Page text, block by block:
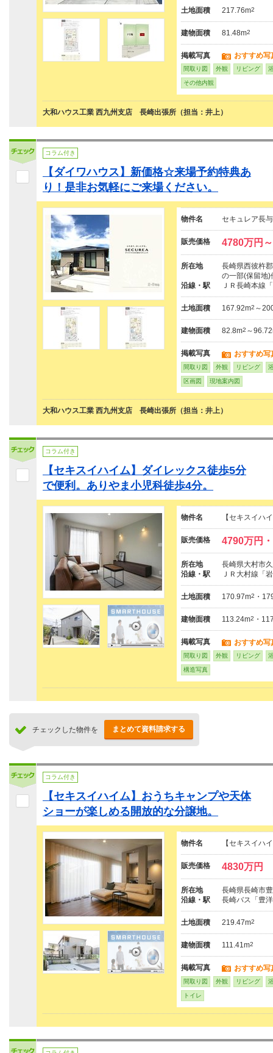
土地面積 217.76m2
建物面積 81.48m2
掲載写真 おすすめ写
間取り図 外観 リビング
その他内観
大和ハウス工業 西九州支店 長崎出張所（担当：井上）
コラム付き
【ダイワハウス】新価格☆来場予約特典あ
り！是非お気軽にご来場ください。
物件名 セキュレア長
販売価格 4780万円
所在地
長崎県西彼杵
の一部(保留地)
沿線・駅
ＪＲ長崎本線
土地面積 167.92m2 ～
建物面積 82.8m2 ～
掲載写真 おすすめ写
間取り図 外観 リビング
区画図 現地案内図
大和ハウス工業 西九州支店 長崎出張所（担当：井上）
コラム付き
【セキスイハイム】ダイレックス徒歩5分
で便利。ありやま小児科徒歩4分。
物件名 【セキスイハ
販売価格 4790万円
所在地
長崎県大村市
沿線・駅
ＪＲ大村線「
土地面積 170.97m2 ・
建物面積 113.24m2 ・
掲載写真 おすすめ写
間取り図 外観 リビング
構造写真
チェックした物件を まとめて資料請求する
コラム付き
【セキスイハイム】おうちキャンプや天体
ショーが楽しめる開放的な分譲地。
物件名 【セキスイハ
販売価格 4830万円
所在地
長崎県長崎市
沿線・駅
長崎バス「豊
土地面積 219.47m2
建物面積 111.41m2
掲載写真 おすすめ写
間取り図 外観 リビング
トイレ